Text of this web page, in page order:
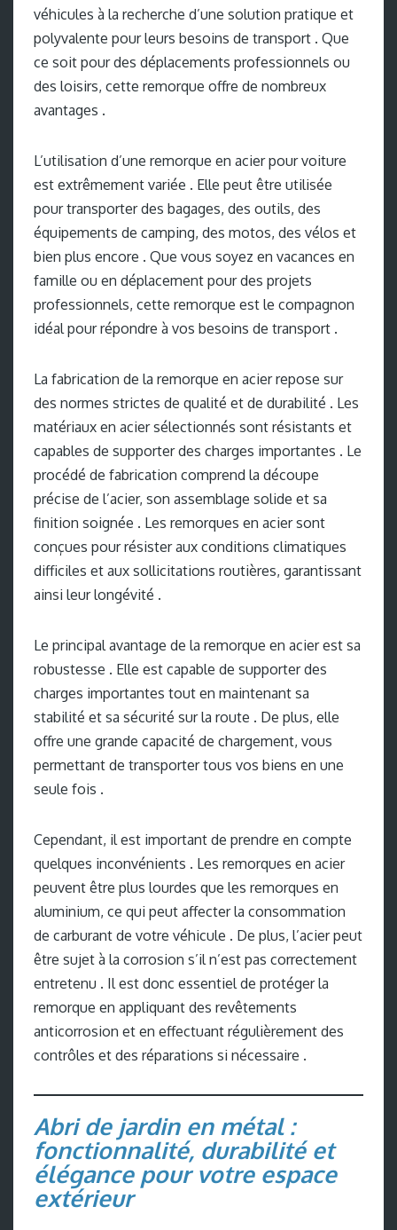
véhicules à la recherche d’une solution pratique et
polyvalente pour leurs besoins de transport . Que
ce soit pour des déplacements professionnels ou
des loisirs, cette remorque offre de nombreux
avantages .
L’utilisation d’une remorque en acier pour voiture
est extrêmement variée . Elle peut être utilisée
pour transporter des bagages, des outils, des
équipements de camping, des motos, des vélos et
bien plus encore . Que vous soyez en vacances en
famille ou en déplacement pour des projets
professionnels, cette remorque est le compagnon
idéal pour répondre à vos besoins de transport .
La fabrication de la remorque en acier repose sur
des normes strictes de qualité et de durabilité . Les
matériaux en acier sélectionnés sont résistants et
capables de supporter des charges importantes . Le
procédé de fabrication comprend la découpe
précise de l’acier, son assemblage solide et sa
finition soignée . Les remorques en acier sont
conçues pour résister aux conditions climatiques
difficiles et aux sollicitations routières, garantissant
ainsi leur longévité .
Le principal avantage de la remorque en acier est sa
robustesse . Elle est capable de supporter des
charges importantes tout en maintenant sa
stabilité et sa sécurité sur la route . De plus, elle
offre une grande capacité de chargement, vous
permettant de transporter tous vos biens en une
seule fois .
Cependant, il est important de prendre en compte
quelques inconvénients . Les remorques en acier
peuvent être plus lourdes que les remorques en
aluminium, ce qui peut affecter la consommation
de carburant de votre véhicule . De plus, l’acier peut
être sujet à la corrosion s’il n’est pas correctement
entretenu . Il est donc essentiel de protéger la
remorque en appliquant des revêtements
anticorrosion et en effectuant régulièrement des
contrôles et des réparations si nécessaire .
Abri de jardin en métal :
fonctionnalité, durabilité et
élégance pour votre espace
extérieur